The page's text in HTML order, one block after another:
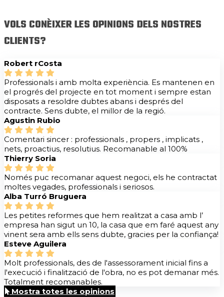
VOLS CONÈIXER LES OPINIONS DELS NOSTRES
CLIENTS?
Robert rCosta
Professionals i amb molta experiència. Es mantenen en
el progrés del projecte en tot moment i sempre estan
disposats a resoldre dubtes abans i després del
contracte. Sens dubte, el millor de la regió.
Agustin Rubio
Comentari sincer : professionals , propers , implicats ,
nets, proactius, resolutius. Recomanable al 100%
Thierry Soria
Només puc recomanar aquest negoci, els he contractat
moltes vegades, professionals i seriosos.
Alba Turró Bruguera
Les petites reformes que hem realitzat a casa amb l’
empresa han sigut un 10, la casa que em faré aquest any
vinent sera amb ells sens dubte, gracies per la confiança!
Esteve Aguilera
Molt professionals, des de l'assessorament inicial fins a
l'execució i finalització de l'obra, no es pot demanar més.
Totalment recomanables.
Mostra totes les opinions